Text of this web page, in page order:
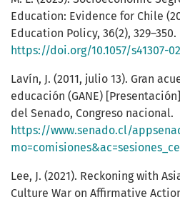
Education: Evidence for Chile
Education Policy, 36(2), 329–350.
https://doi.org/10.1057/s41307-
Lavín, J. (2011, julio 13). Gran
educación (GANE)
del Senado, Congreso nacional.
https://www.senado.cl/
Lee, J. (2021). Reckoning with
Culture War on Affirmative